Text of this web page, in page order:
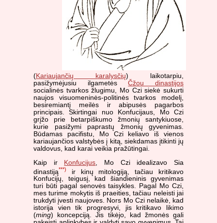
(Kariaujančių karalysčių) laikotarpiu,
pasižymėjusiu ilgametėsČžou dinastijos
socialinės tvarkos žlugimu, Mo Czi siekė sukurti
naujos visuomeninės-politinės tvarkos modelį,
besiremiantį meilės ir abipusės pagarbos
principais. Skirtingai nuo Konfucijaus, Mo Czi
grįžo prie betarpiškumo žmonių santykiuose,
kurie pasižymi paprastų žmonių gyvenimas.
Būdamas pacifistu, Mo Czi keliavo iš vienos
kariaujančios valstybės į kitą, siekdamas įtikinti jų
valdovus, kad karai veikia pražūtingai.
Kaip ir Konfucijus , Mo Czi idealizavo Sia
dinastiją***)
ir kinų mitologiją, tačiau kritikavo
Konfucijų, teigusį, kad šiandieninis gyvenimas
turi būti pagal senovės taisykles. Pagal Mo Czi,
mes turime mokytis iš praeities, tačiau neleisti jai
trukdyti įvesti naujoves. Nors Mo Czi nelaikė, kad
istorija vien tik progresyvi, jis kritikavo likimo
(ming) koncepciją. Jis tikėjo, kad žmonės gali